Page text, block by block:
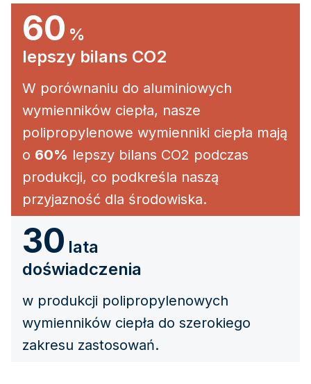
60 %
lepszy bilans CO2
W porównaniu do aluminiowych
wymienników ciepła, nasze
polipropylenowe wymienniki ciepła mają
o 60% lepszy bilans CO2 podczas
produkcji, co podkreśla naszą
przyjazność dla środowiska.
30 lata
doświadczenia
w produkcji polipropylenowych
wymienników ciepła do szerokiego
zakresu zastosowań.